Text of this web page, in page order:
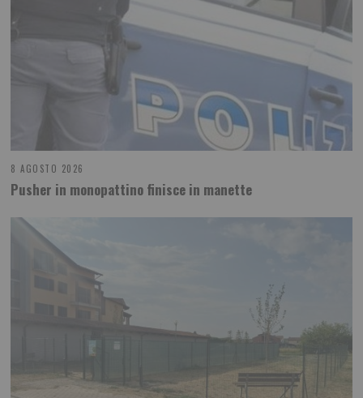
8 AGOSTO 2026
Pusher in monopattino finisce in manette